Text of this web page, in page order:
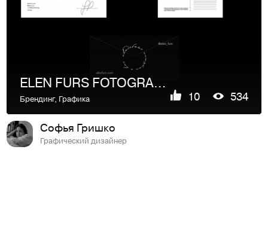
ELEN FURS FOTOGRAPHER
Брендинг, Графика 10 534
Софья Гришко
Графический дизайнер